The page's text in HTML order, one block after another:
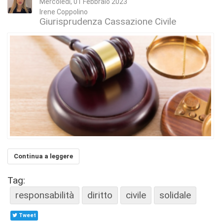
Irene Coppolino
Giurisprudenza Cassazione Civile
Continua a leggere
Tag:
responsabilità
diritto civile solidale
Tweet